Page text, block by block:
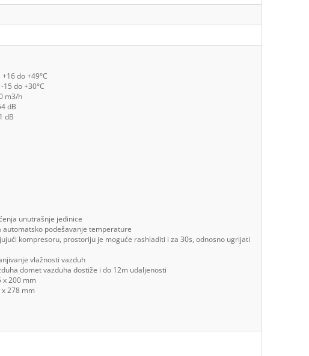
+16 do +49°C
-15 do +30°C
m3/h
dB
dB
unutrašnje jedinice
automatsko podešavanje temperature
kompresoru, prostoriju je moguće rashladiti i za 30s, odnosno ugrijati
vlažnosti vazduh
domet vazduha dostiže i do 12m udaljenosti
x 200 mm
278 mm